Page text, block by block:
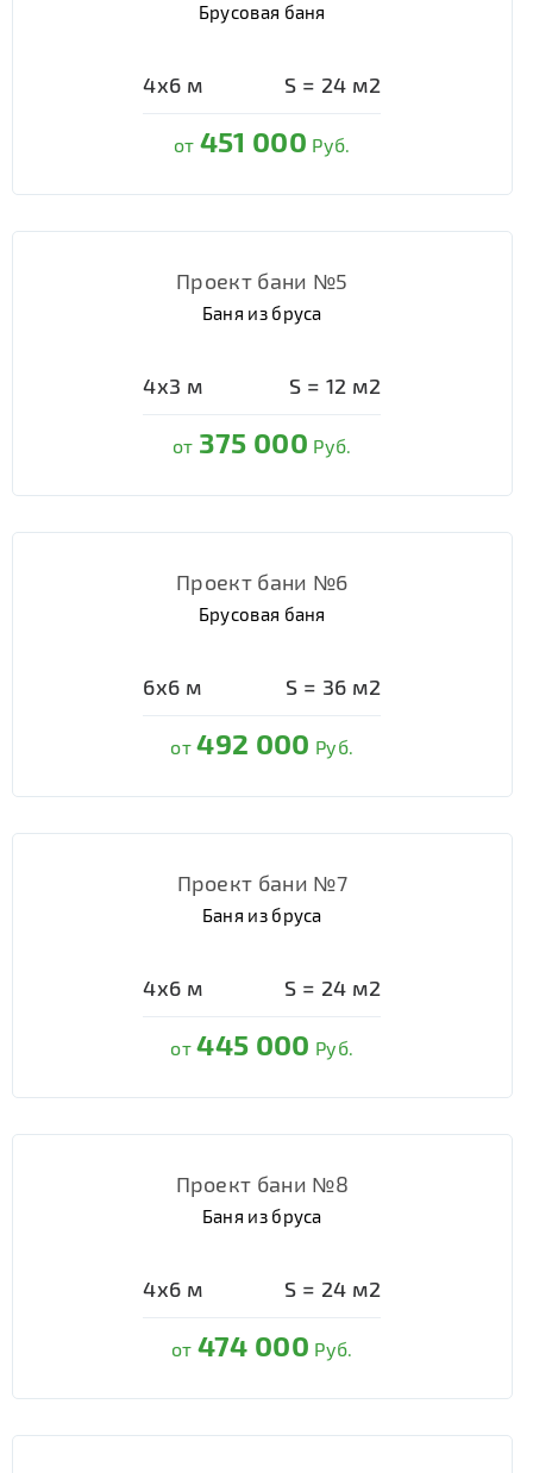
Брусовая баня
4х6 м S = 24 м2
от 451 000 Руб.
Проект бани №5
Баня из бруса
4х3 м S = 12 м2
от 375 000 Руб.
Проект бани №6
Брусовая баня
6х6 м S = 36 м2
от492 000 Руб.
Проект бани №7
Баня из бруса
4х6 м S = 24 м2
от445 000 Руб.
Проект бани №8
Баня из бруса
4х6 м S = 24 м2
от 474 000 Руб.